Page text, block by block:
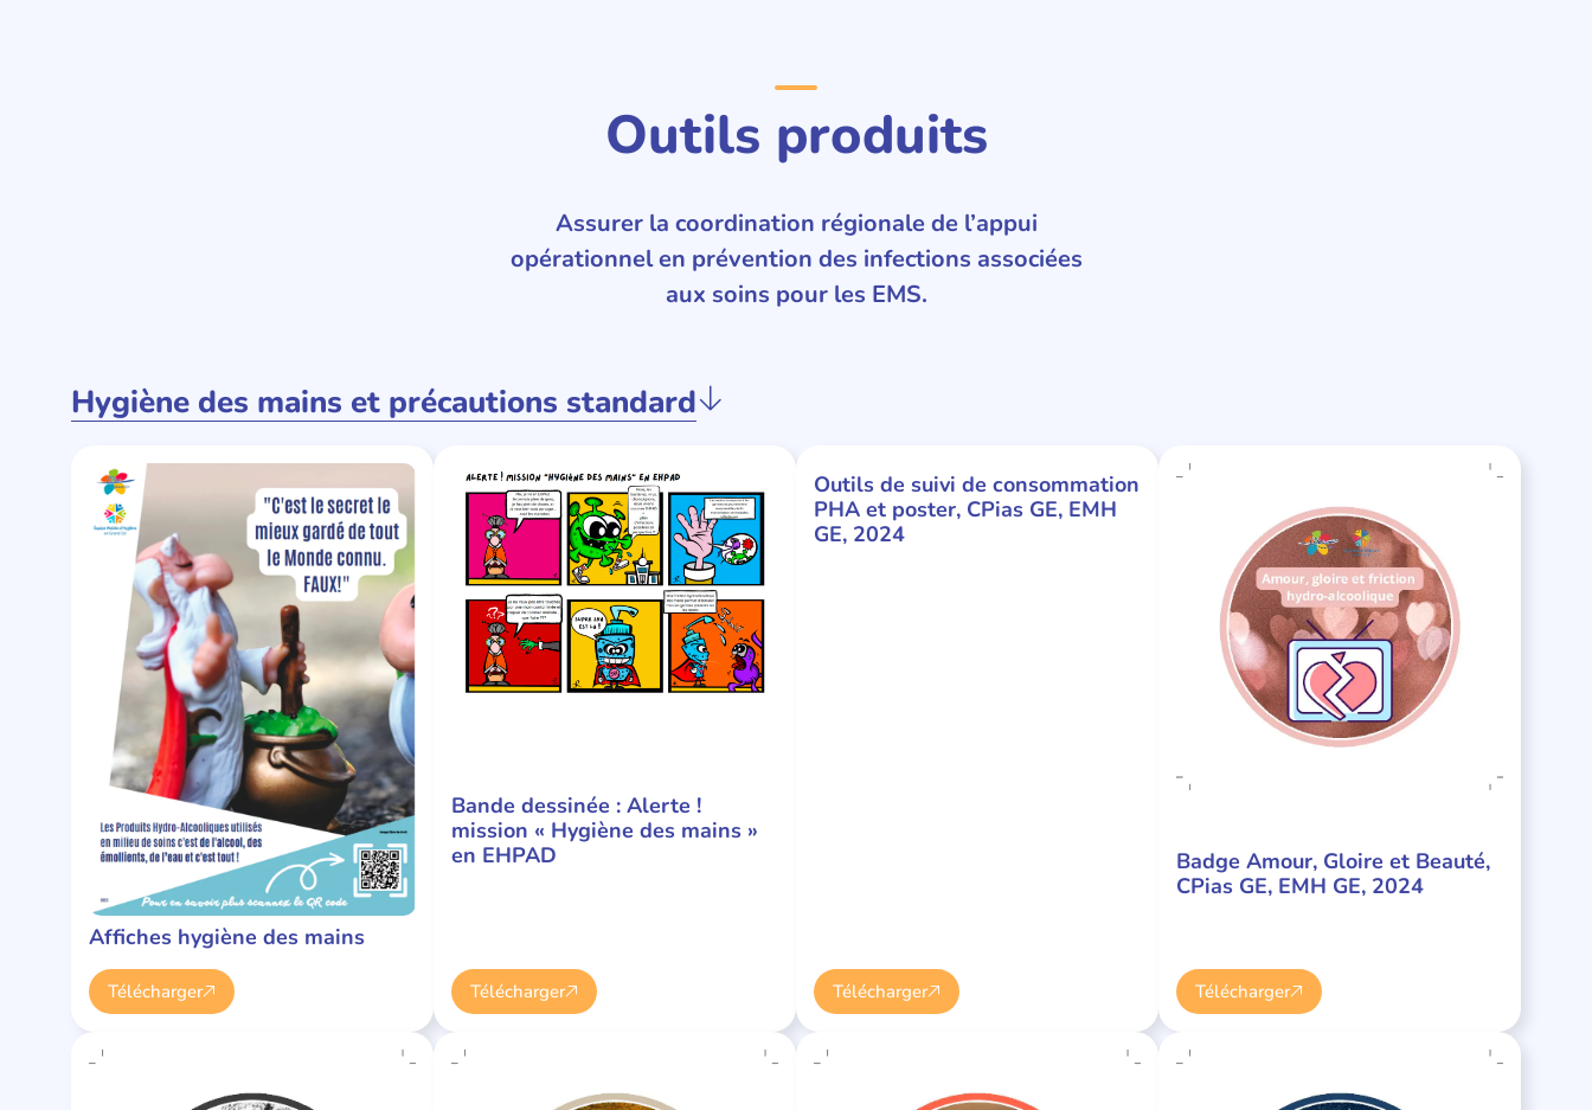
Outils produits
Assurer la coordination régionale de l’appui
opérationnel en prévention des infections associées
aux soins pour les EMS.
Hygiène des mains et précautions standard
Affiches hygiène des mains
Télécharger
Bande dessinée : Alerte !
mission « Hygiène des mains »
en EHPAD
Télécharger
Outils de suivi de consommation
PHA et poster, CPias GE, EMH
GE, 2024
Télécharger
Badge Amour, Gloire et Beauté,
CPias GE, EMH GE, 2024
Télécharger